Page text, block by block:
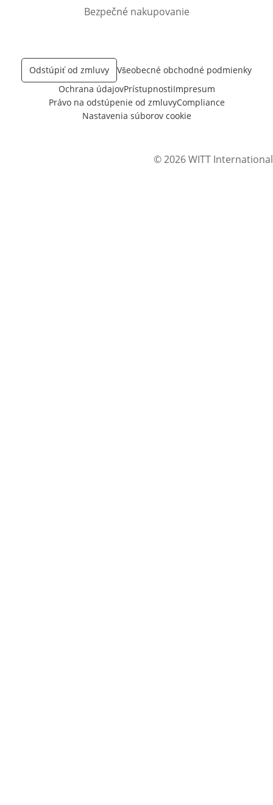
Bezpečné nakupovanie
Odstúpiť od zmluvy
Všeobecné obchodné podmienky
Ochrana údajovPrístupnostiImpresum
Právo na odstúpenie od zmluvyCompliance
Nastavenia súborov cookie
© 2026 WITT International